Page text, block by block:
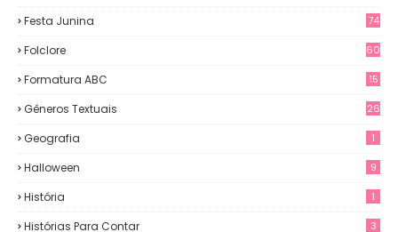
Festa Junina 74
Folclore 60
Formatura ABC 15
Gêneros Textuais 26
Geografia 1
Halloween 9
História 1
Histórias Para Contar 3